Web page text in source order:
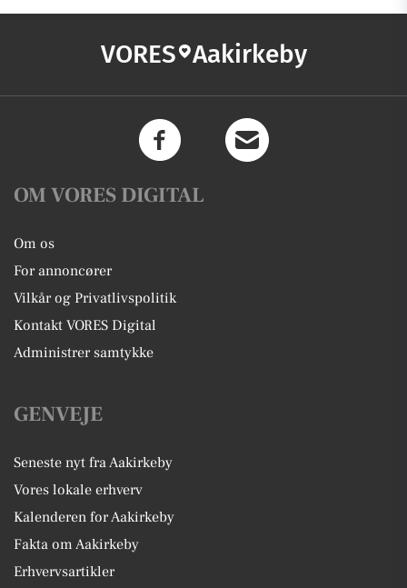
VORES Aakirkeby
OM VORES DIGITAL
Om os
For annoncører
Vilkår og Privatlivspolitik
Kontakt VORES Digital
Administrer samtykke
GENVEJE
Seneste nyt fra Aakirkeby
Vores lokale erhverv
Kalenderen for Aakirkeby
Fakta om Aakirkeby
Erhvervsartikler